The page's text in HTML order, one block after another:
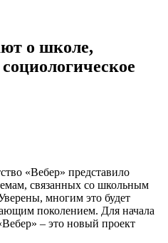
о школе,
«Вебер» представило
связанных со школьным
многим это будет
поколением. Для начала
– это новый проект